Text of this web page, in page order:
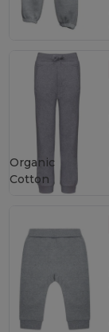
Organic
Cotton